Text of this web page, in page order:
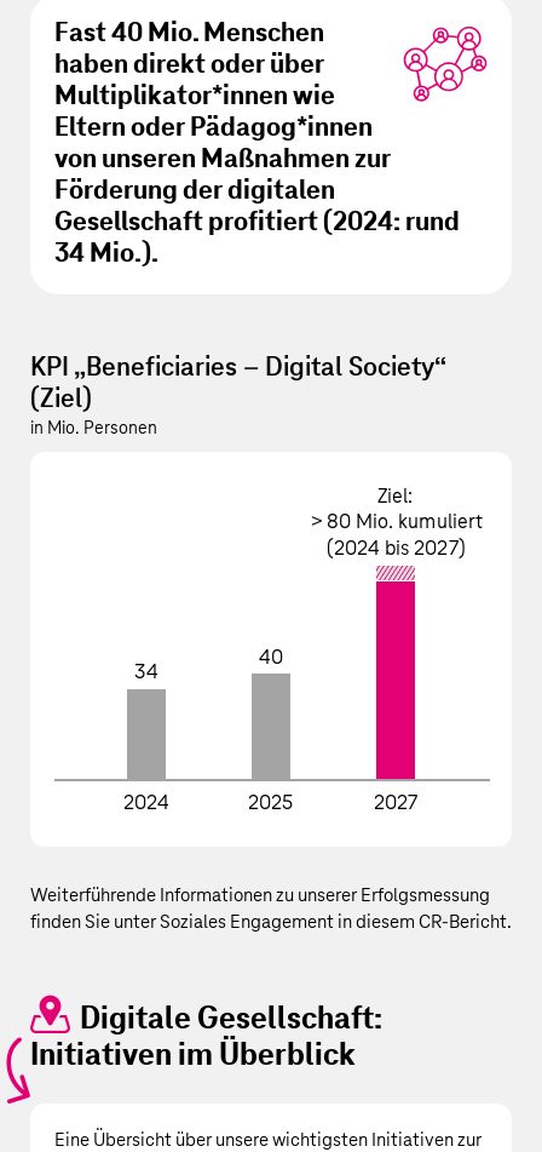
Fast40 Mio. Menschen
haben direkt oder über
Multiplikator*innen wie
Eltern oder Pädagog*innen
von unseren Maßnahmen zur
Förderung der digitalen
Gesellschaft profitiert (2024: rund
34 Mio.).
KPI „Beneficiaries – Digital Society“
(Ziel)
in Mio. Personen
34
40
2027
2025
2024
Ziel:
> 80 Mio. kumuliert
(2024 bis 2027)
Weiterführende Informationen zu unserer Erfolgsmessung
finden Sie unterSoziales Engagement in diesem CR-Bericht.
Digitale Gesellschaft:
Initiativen im Überblick
Eine Übersicht über unsere wichtigsten Initiativen zur